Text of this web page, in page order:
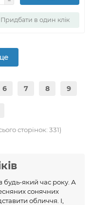
Придбати в один клік
6 7 8 9
сторінок: 331)
будь-який час року. А
сонячних
обличчя. І,